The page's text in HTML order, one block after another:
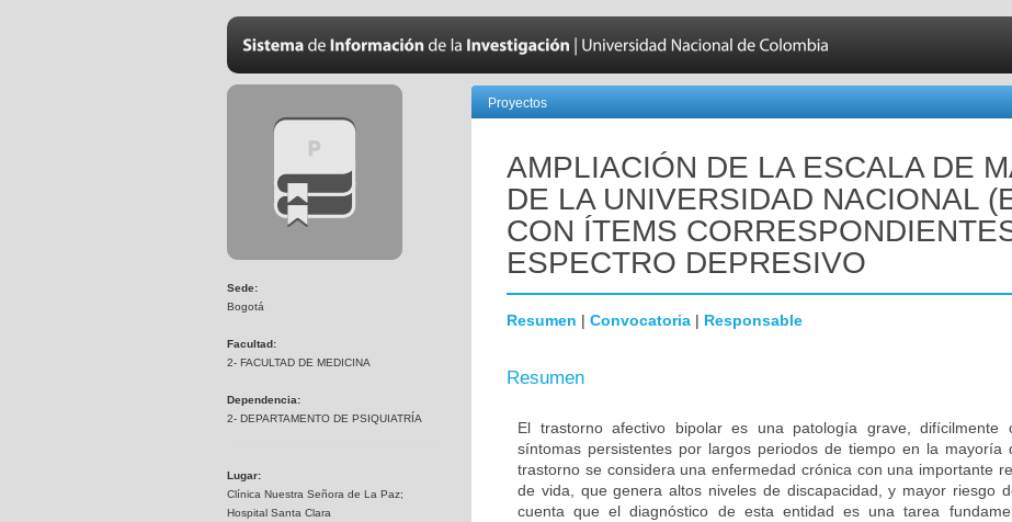
Sede:
Bogotá
Facultad:
2- FACULTAD DE MEDICINA
Dependencia:
2- DEPARTAMENTO DE PSIQUIATRÍA
Lugar:
Clínica Nuestra Señora de La Paz;
Hospital Santa Clara
Proyectos
AMPLIACIÓN DE LA ESCALA DE
DE LA UNIVERSIDAD NACIONAL
CON ÍTEMS
ESPECTRO DEPRESIVO
Resumen | Convocatoria | Responsable
Resumen
El trastorno afectivo bipolar es una patología grave, difícilmente
síntomas persistentes por largos periodos de tiempo en la mayoría
trastorno se considera una enfermedad crónica con una importante
de vida, que genera altos niveles de discapacidad, y mayor riesgo
cuenta que el diagnóstico de esta entidad es una tarea